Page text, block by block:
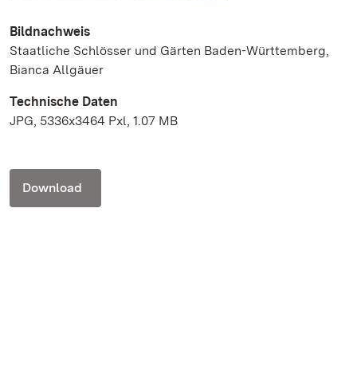
Bildnachweis
Staatliche Schlösser und Gärten Baden-Württemberg,
Bianca Allgäuer
Technische Daten
JPG, 5336x3464 Pxl, 1.07 MB
Download